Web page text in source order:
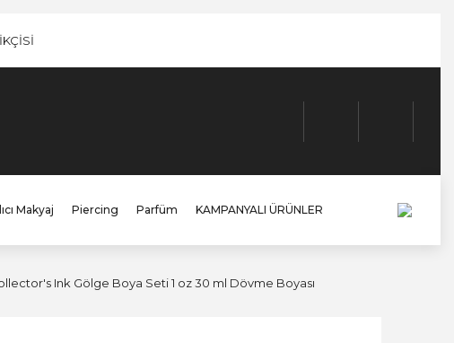
Makyaj Piercing Parfüm KAMPANYALI ÜRÜNLER
Ink Gölge Boya Seti 1 oz 30 ml Dövme Boyası